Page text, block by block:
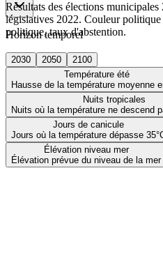
Horizon temporel
2030 2050
2100
Température été
Hausse de la température moyenne
Nuits tropicales
Nuits où la température ne descend
Jours de canicule
Jours où la température dépasse
Élévation niveau mer
Élévation prévue du niveau de la mer
Résultats des élections
législatives 2022. Couleur
politique, taux d'abstention.